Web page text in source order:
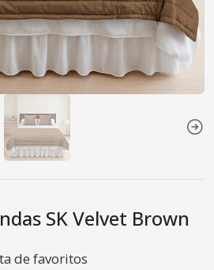
SK Velvet Brown
de favoritos